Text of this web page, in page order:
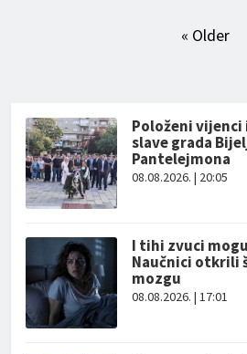
« Older
Položeni vijenci
slave grada
Pantelejmona
08.08.2026. | 20:05
I tihi zvuci
Naučnici otkrili
mozgu
08.08.2026. | 17:01